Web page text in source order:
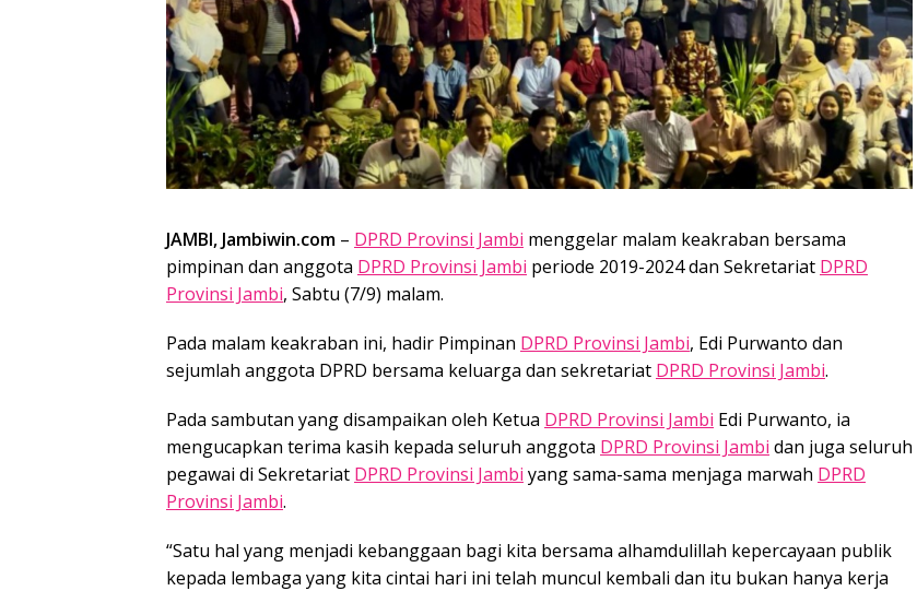
JAMBI, Jambiwin.com – DPRD Provinsi Jambi menggelar malam keakraban bersama
pimpinan dan anggota DPRD Provinsi Jambi periode 2019-2024 dan Sekretariat DPRD
Provinsi Jambi, Sabtu (7/9) malam.
Pada malam keakraban ini, hadir Pimpinan DPRD Provinsi Jambi, Edi Purwanto dan
sejumlah anggota DPRD bersama keluarga dan sekretariat DPRD Provinsi Jambi.
Pada sambutan yang disampaikan oleh Ketua DPRD Provinsi Jambi Edi Purwanto, ia
mengucapkan terima kasih kepada seluruh anggota DPRD Provinsi Jambi dan juga seluruh
pegawai di Sekretariat DPRD Provinsi Jambi yang sama-sama menjaga marwah DPRD
Provinsi Jambi.
“Satu hal yang menjadi kebanggaan bagi kita bersama alhamdulillah kepercayaan publik
kepada lembaga yang kita cintai hari ini telah muncul kembali dan itu bukan hanya kerja